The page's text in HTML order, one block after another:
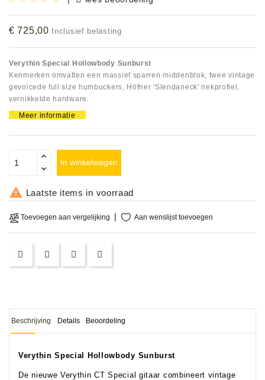
Accessoires
OPRUIMING
OCCASIONS
CLINICS
VERHUUR,
&
DIENSTEN
€ 725,00 Inclusief belasting
Verythin Special Hollowbody Sunburst
Kenmerken omvatten een massief sparren middenblok, twee vintage
gevoicede full size humbuckers, Höfner 'Slendaneck' nekprofiel,
vernikkelde hardware.
Meer informatie
In winkelwagen
 Laatste items in voorraad
Toevoegen aan vergelijking Aan wenslijst toevoegen
Beschrijving Details Beoordeling
Verythin Special Hollowbody Sunburst
De nieuwe Verythin CT Special gitaar combineert vintage